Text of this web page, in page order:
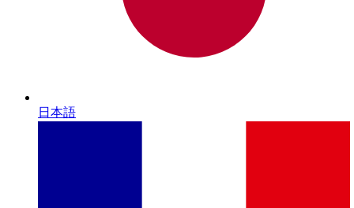
日本語